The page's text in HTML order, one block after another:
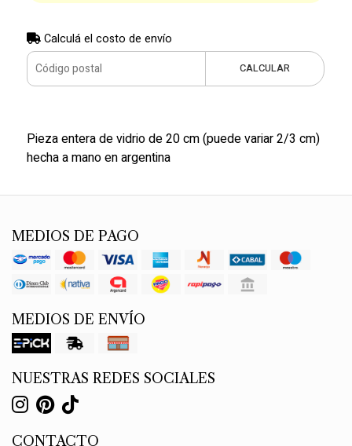
Calculá el costo de envío
CALCULAR
Pieza entera de vidrio de 20 cm (puede variar 2/3 cm)
hecha a mano en argentina
MEDIOS DE PAGO
MEDIOS DE ENVÍO
NUESTRAS REDES SOCIALES
CONTACTO